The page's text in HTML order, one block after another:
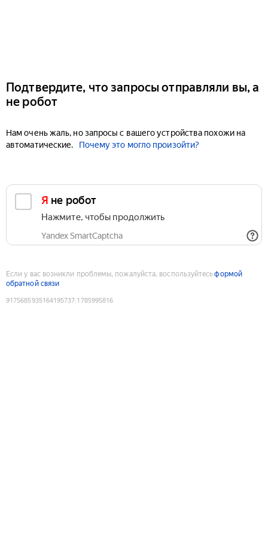
Подтвердите, что запросы отправляли вы, а
не робот
Нам очень жаль, но запросы с вашего устройства похожи на
автоматические.
Почему это могло произойти?
Я не робот
Нажмите, чтобы продолжить
Yandex SmartCaptcha
Если у вас возникли проблемы, пожалуйста, воспользуйтесьформой
обратной связи
9175685935164195737:1785995816